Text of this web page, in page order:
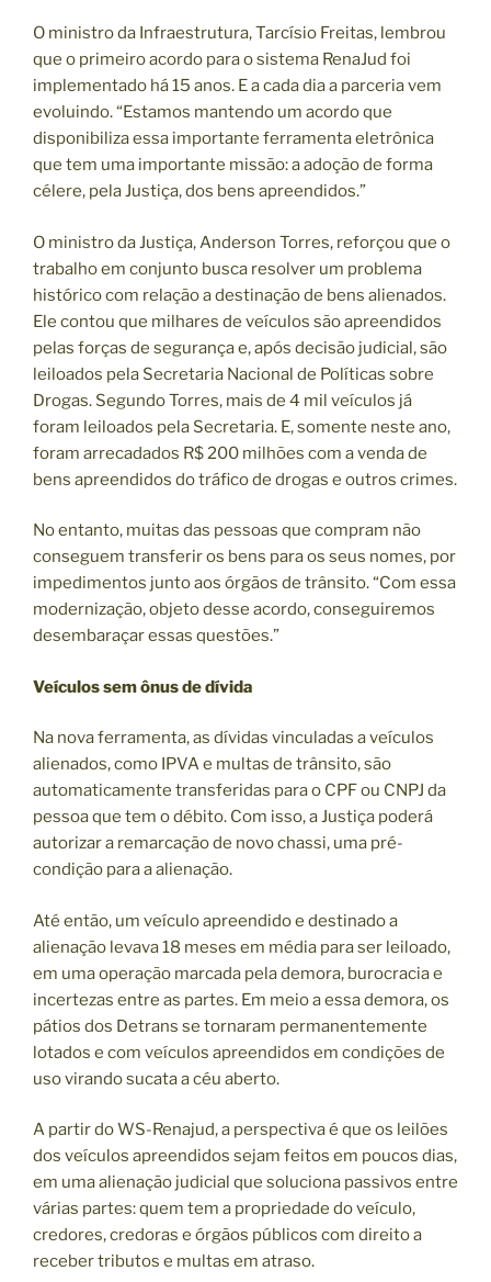
O ministro da Infraestrutura, Tarcísio Freitas, lembrou
que o primeiro acordo para o sistema RenaJud foi
implementado há 15 anos. E a cada dia a parceria vem
evoluindo. “Estamos mantendo um acordo que
disponibiliza essa importante ferramenta eletrônica
que tem uma importante missão: a adoção de forma
célere, pela Justiça, dos bens apreendidos.”
O ministro da Justiça, Anderson Torres, reforçou que o
trabalho em conjunto busca resolver um problema
histórico com relação a destinação de bens alienados.
Ele contou que milhares de veículos são apreendidos
pelas forças de segurança e, após decisão judicial, são
leiloados pela Secretaria Nacional de Políticas sobre
Drogas. Segundo Torres, mais de 4 mil veículos já
foram leiloados pela Secretaria. E, somente neste ano,
foram arrecadados R$ 200 milhões com a venda de
bens apreendidos do tráfico de drogas e outros crimes.
No entanto, muitas das pessoas que compram não
conseguem transferir os bens para os seus nomes, por
impedimentos junto aos órgãos de trânsito. “Com essa
modernização, objeto desse acordo, conseguiremos
desembaraçar essas questões.”
Veículos sem ônus de dívida
Na nova ferramenta, as dívidas vinculadas a veículos
alienados, como IPVA e multas de trânsito, são
automaticamente transferidas para o CPF ou CNPJ da
pessoa que tem o débito. Com isso, a Justiça poderá
autorizar a remarcação de novo chassi, uma pré-
condição para a alienação.
Até então, um veículo apreendido e destinado a
alienação levava 18 meses em média para ser leiloado,
em uma operação marcada pela demora, burocracia e
incertezas entre as partes. Em meio a essa demora, os
pátios dos Detrans se tornaram permanentemente
lotados e com veículos apreendidos em condições de
uso virando sucata a céu aberto.
A partir do WS-Renajud, a perspectiva é que os leilões
dos veículos apreendidos sejam feitos em poucos dias,
em uma alienação judicial que soluciona passivos entre
várias partes: quem tem a propriedade do veículo,
credores, credoras e órgãos públicos com direito a
receber tributos e multas em atraso.